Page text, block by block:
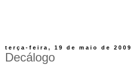
terça-feira, 19 de maio de 2009
Decálogo